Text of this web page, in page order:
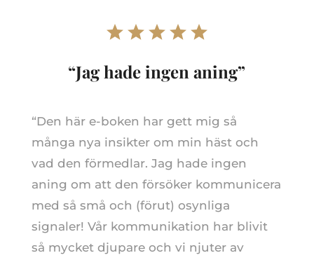
“Jag hade ingen aning”
“Den här e-boken har gett mig så
många nya insikter om min häst och
vad den förmedlar. Jag hade ingen
aning om att den försöker kommunicera
med så små och (förut) osynliga
signaler! Vår kommunikation har blivit
så mycket djupare och vi njuter av